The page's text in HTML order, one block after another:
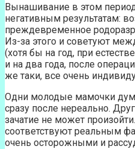
Вынашивание в этом
негативным результатам:
преждевременное
Из-за этого и советуют
(хотя бы на год, при
и на два года, после
же таки, все очень
Одни молодые мамочки
сразу после нереально.
зачатие не может
соответствуют реальным
очень осторожными и